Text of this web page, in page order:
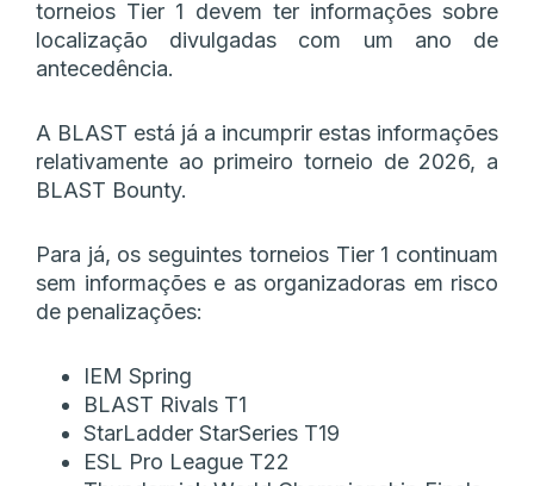
torneios Tier 1 devem ter informações sobre
localização divulgadas com um ano de
antecedência.
A BLAST está já a incumprir estas informações
relativamente ao primeiro torneio de 2026, a
BLAST Bounty.
Para já, os seguintes torneios Tier 1 continuam
sem informações e as organizadoras em risco
de penalizações:
IEM Spring
BLAST Rivals T1
StarLadder StarSeries T19
ESL Pro League T22